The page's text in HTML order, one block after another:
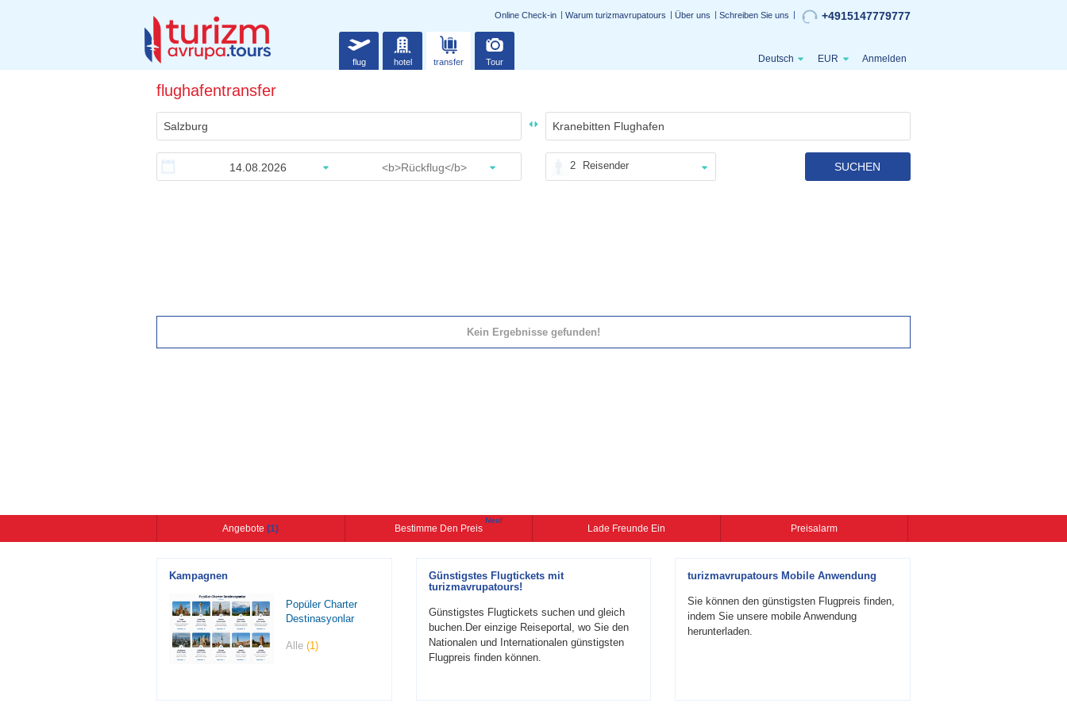
Online Check-in Warum turizmavrupatours Über uns Schreiben Sie uns +4915147779777
flug hotel transfer Tour Deutsch EUR Anmelden
flughafentransfer
2 Reisender SUCHEN
Kein Ergebnisse gefunden!
Angebote(1) Bestimme Den Preis
Neu!
Lade Freunde Ein Preisalarm
Kampagnen
Popüler Charter
Destinasyonlar
Alle(1)
Günstigstes Flugtickets mit
turizmavrupatours!
Günstigstes Flugtickets suchen und gleich
buchen.Der einzige Reiseportal, wo Sie den
Nationalen und Internationalen günstigsten
Flugpreis finden können.
turizmavrupatours Mobile Anwendung
Sie können den günstigsten Flugpreis finden,
indem Sie unsere mobile Anwendung
herunterladen.